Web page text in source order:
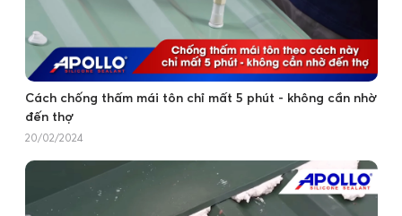
Cách chống thấm mái tôn chỉ mất 5 phút - không cần nhờ
đến thợ
20/02/2024